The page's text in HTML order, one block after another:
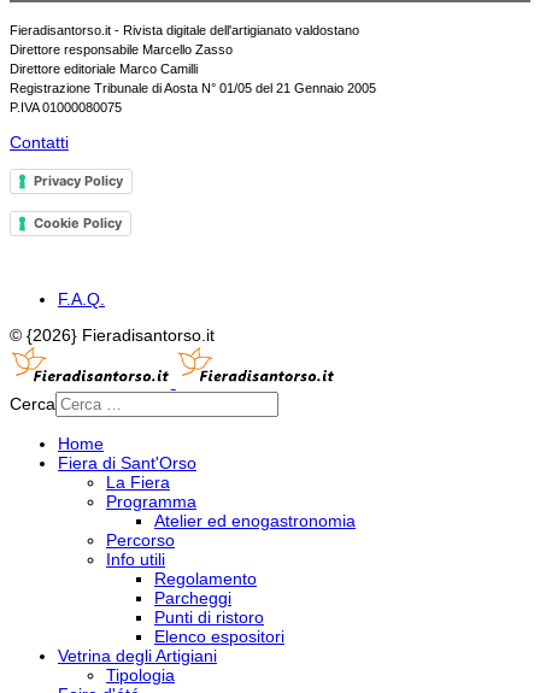
Fieradisantorso.it - Rivista digitale dell'artigianato valdostano
Direttore responsabile Marcello Zasso
Direttore editoriale Marco Camilli
Registrazione Tribunale di Aosta N° 01/05 del 21 Gennaio 2005
P.IVA 01000080075
Contatti
Privacy Policy
Cookie Policy
F.A.Q.
© {2026} Fieradisantorso.it
Cerca
Home
Fiera di Sant'Orso
La Fiera
Programma
Atelier ed enogastronomia
Percorso
Info utili
Regolamento
Parcheggi
Punti di ristoro
Elenco espositori
Vetrina degli Artigiani
Tipologia